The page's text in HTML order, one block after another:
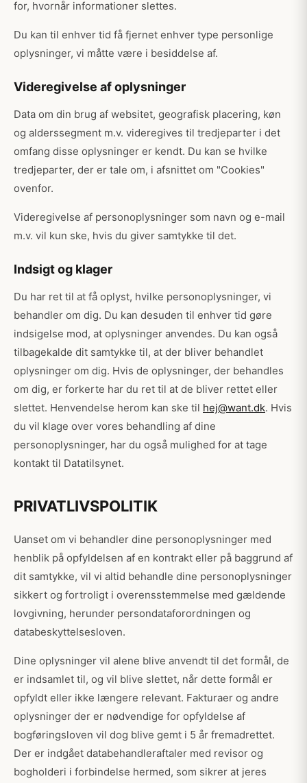
for, hvornår informationer slettes.
Du kan til enhver tid få fjernet enhver type personlige
oplysninger, vi måtte være i besiddelse af.
Videregivelse af oplysninger
Data om din brug af websitet, geografisk placering, køn
og alderssegment m.v. videregives til tredjeparter i det
omfang disse oplysninger er kendt. Du kan se hvilke
tredjeparter, der er tale om, i afsnittet om "Cookies"
ovenfor.
Videregivelse af personoplysninger som navn og e-mail
m.v. vil kun ske, hvis du giver samtykke til det.
Indsigt og klager
Du har ret til at få oplyst, hvilke personoplysninger, vi
behandler om dig. Du kan desuden til enhver tid gøre
indsigelse mod, at oplysninger anvendes. Du kan også
tilbagekalde dit samtykke til, at der bliver behandlet
oplysninger om dig. Hvis de oplysninger, der behandles
om dig, er forkerte har du ret til at de bliver rettet eller
slettet. Henvendelse herom kan ske til hej@want.dk. Hvis
du vil klage over vores behandling af dine
personoplysninger, har du også mulighed for at tage
kontakt til Datatilsynet.
PRIVATLIVSPOLITIK
Uanset om vi behandler dine personoplysninger med
henblik på opfyldelsen af en kontrakt eller på baggrund af
dit samtykke, vil vi altid behandle dine personoplysninger
sikkert og fortroligt i overensstemmelse med gældende
lovgivning, herunder persondataforordningen og
databeskyttelsesloven.
Dine oplysninger vil alene blive anvendt til det formål, de
er indsamlet til, og vil blive slettet, når dette formål er
opfyldt eller ikke længere relevant. Fakturaer og andre
oplysninger der er nødvendige for opfyldelse af
bogføringsloven vil dog blive gemt i 5 år fremadrettet.
Der er indgået databehandleraftaler med revisor og
bogholderi i forbindelse hermed, som sikrer at jeres